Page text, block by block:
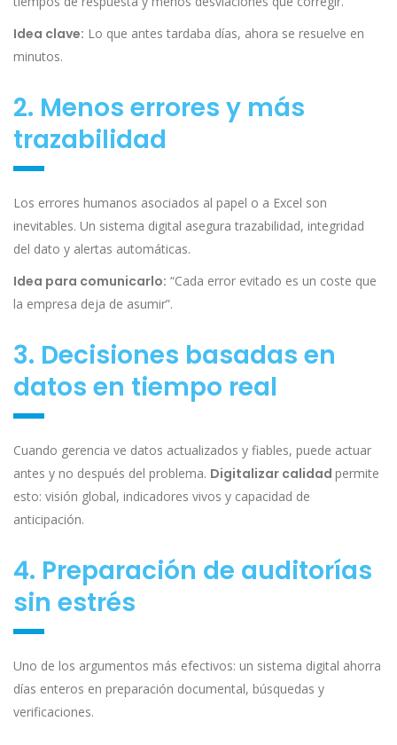
Idea clave: Lo que antes tardaba días, ahora se resuelve en
minutos.
2. Menos errores y más
trazabilidad
Los errores humanos asociados al papel o a Excel son
inevitables. Un sistema digital asegura trazabilidad, integridad
del dato y alertas automáticas.
Idea para comunicarlo: “Cada error evitado es un coste que
la empresa deja de asumir”.
3. Decisiones basadas en
datos en tiempo real
Cuando gerencia ve datos actualizados y fiables, puede actuar
antes y no después del problema. Digitalizar calidad permite
esto: visión global, indicadores vivos y capacidad de
anticipación.
4. Preparación de auditorías
sin estrés
Uno de los argumentos más efectivos: un sistema digital ahorra
días enteros en preparación documental, búsquedas y
verificaciones.